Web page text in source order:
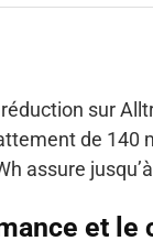
sur
de 140
assure
et le